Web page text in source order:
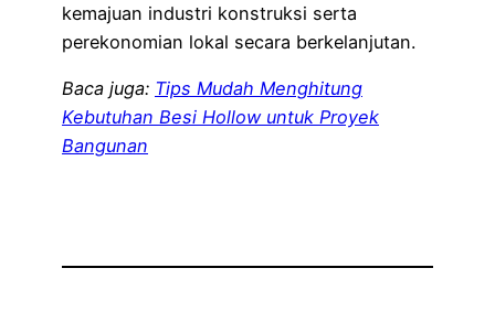
kemajuan industri konstruksi serta
perekonomian lokal secara berkelanjutan.
Baca juga: Tips Mudah Menghitung
Kebutuhan Besi Hollow untuk Proyek
Bangunan